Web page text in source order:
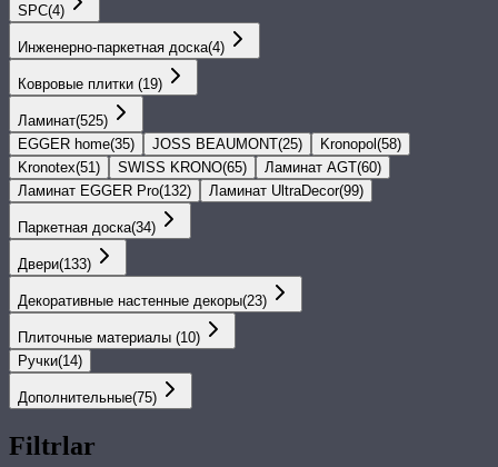
SPС(4)
Инженерно-паркетная доска(4)
Ковровые плитки (19)
Ламинат(525)
EGGER home(35) JOSS BEAUMONT(25) Kronopol (58)
Kronotex(51 ) SWISS KRONO(65) Ламинат AGT(60)
Ламинат EGGER Pro(132) Ламинат UltraDecor(99)
Паркетная доска(34)
Двери(133)
Декоративные настенные декоры(23)
Плиточные материалы (10)
Ручки(14)
Дополнительные(75)
Filtrlar